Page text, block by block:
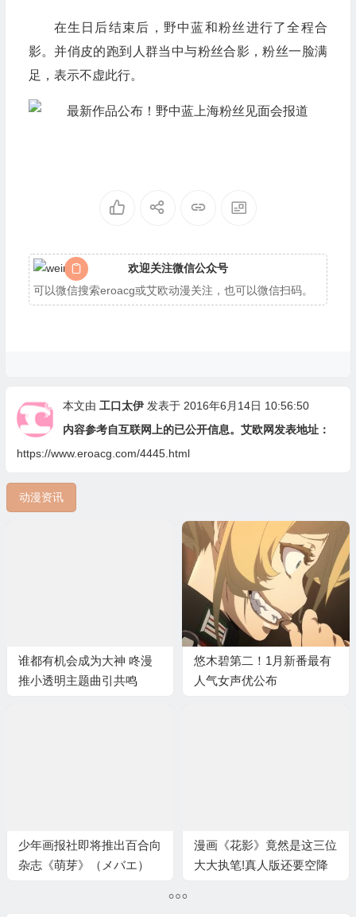
在生日后结束后，野中蓝和粉丝进行了全程合
影。并俏皮的跑到人群当中与粉丝合影，粉丝一脸满
足，表示不虚此行。
欢迎关注微信公众号
可以微信搜索eroacg或艾欧动漫关注，也可以微信扫码。
本文由 工口太伊发表于 2016年6月14日 10:56:50
内容参考自互联网上的已公开信息。艾欧网发表地址：
https://www.eroacg.com/4445.html
动漫资讯
谁都有机会成为大神 咚漫
推小透明主题曲引共鸣
悠木碧第二！1月新番最有
人气女声优公布
少年画报社即将推出百合向
杂志《萌芽》（メバエ）
漫画《花影》竟然是这三位
大大执笔!真人版还要空降